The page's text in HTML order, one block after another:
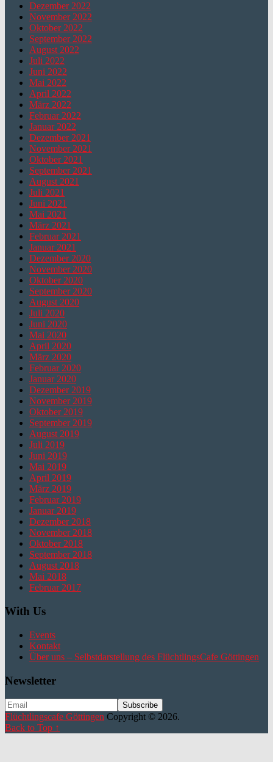
Dezember 2022
November 2022
Oktober 2022
September 2022
August 2022
Juli 2022
Juni 2022
Mai 2022
April 2022
März 2022
Februar 2022
Januar 2022
Dezember 2021
November 2021
Oktober 2021
September 2021
August 2021
Juli 2021
Juni 2021
Mai 2021
März 2021
Februar 2021
Januar 2021
Dezember 2020
November 2020
Oktober 2020
September 2020
August 2020
Juli 2020
Juni 2020
Mai 2020
April 2020
März 2020
Februar 2020
Januar 2020
Dezember 2019
November 2019
Oktober 2019
September 2019
August 2019
Juli 2019
Juni 2019
Mai 2019
April 2019
März 2019
Februar 2019
Januar 2019
Dezember 2018
November 2018
Oktober 2018
September 2018
August 2018
Mai 2018
Februar 2017
With Us
Events
Kontakt
Über uns – Selbstdarstellung des FlüchtlingsCafe Göttingen
Newsletter
Flüchtlingscafe Göttingen Copyright © 2026.
Back to Top ↑